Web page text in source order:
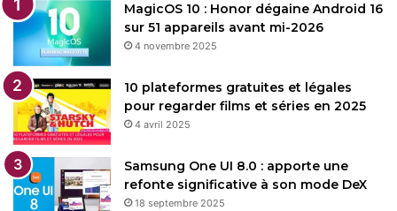
MagicOS 10 : Honor dégaine Android 16
sur 51 appareils avant mi-2026
4 novembre 2025
10 plateformes gratuites et légales
pour regarder films et séries en 2025
4 avril 2025
Samsung One UI 8.0 : apporte une
refonte significative à son mode DeX
18 septembre 2025